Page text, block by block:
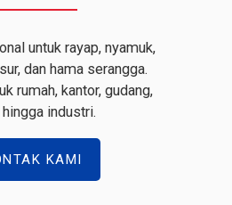
untuk rayap, nyamuk,
dan hama serangga.
rumah, kantor, gudang,
hingga industri.
KAMI